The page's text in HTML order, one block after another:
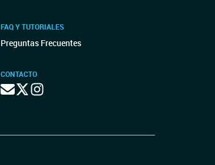
FAQ Y TUTORIALES
Preguntas Frecuentes
CONTACTO